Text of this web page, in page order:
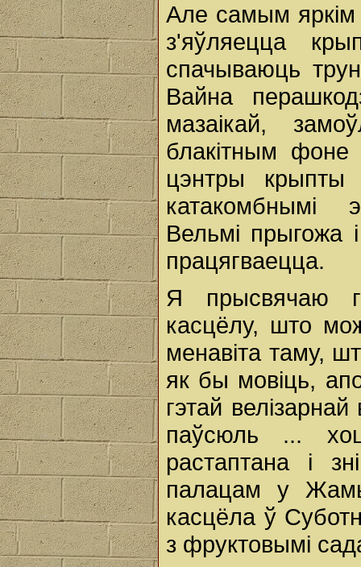
Але самым яркім
з'яўляецца
спачываюць
Вайна
мазаікай,
блакітным
цэнтры крыпты
катакомбнымі
Вельмі прыгожа
працягваецца.
Я прысвячаю
касцёлу, што
менавіта таму,
як бы мовіць,
гэтай
паўсюль ...
растаптана і
палацам у
касцёла ў
з фруктовымі